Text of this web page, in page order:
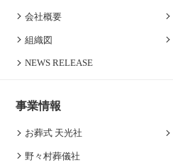
会社概要
組織図
NEWS RELEASE
事業情報
お葬式 天光社
野々村葬儀社